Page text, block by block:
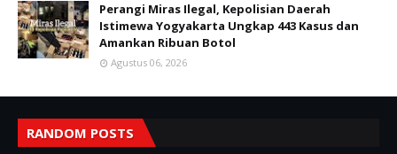
Perangi Miras Ilegal, Kepolisian Daerah
Istimewa Yogyakarta Ungkap 443 Kasus dan
Amankan Ribuan Botol
Agustus 06, 2026
RANDOM POSTS